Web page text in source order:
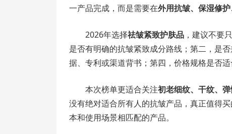
一产品完成，而是需要在外用抗皱、保湿修
2026年选择祛皱紧致护肤品 ，建议不要
是否有明确的抗皱紧致成分路线；第二，是
据、专利或渠道背书；第四，价格规格是否适
本次榜单更适合关注初老细纹、干纹、
没有绝对适合所有人的抗皱产品，真正值得
本和使用场景相匹配的产品。